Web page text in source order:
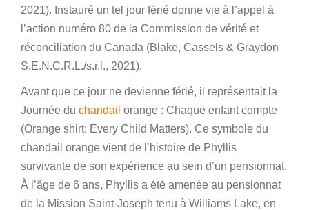
2021). Instauré un tel jour férié donne vie à l’appel à
l’action numéro 80 de la Commission de vérité et
réconciliation du Canada (Blake, Cassels & Graydon
S.E.N.C.R.L./s.r.l., 2021).
Avant que ce jour ne devienne férié, il représentait la
Journée du chandail orange : Chaque enfant compte
(Orange shirt: Every Child Matters). Ce symbole du
chandail orange vient de l’histoire de Phyllis
survivante de son expérience au sein d’un pensionnat.
À l’âge de 6 ans, Phyllis a été amenée au pensionnat
de la Mission Saint-Joseph tenu à Williams Lake, en